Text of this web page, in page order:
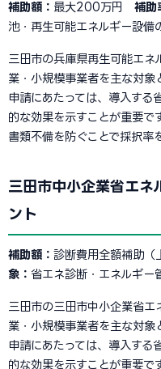
補助額： 最大200万円 補助
池・再生可能エネルギー設備
三田市の兵庫県再生可能エ
業・小規模事業者を主な対象
申請にあたっては、導入する
的な効果を示すことが重要で
書類不備を防ぐことで採択率
三田市中小企業省エネ
ント
補助額： 診断費用全額補助
象： 省エネ診断・エネルギー
三田市の三田市中小企業省
業・小規模事業者を主な対象
申請にあたっては、導入する
的な効果を示すことが重要で